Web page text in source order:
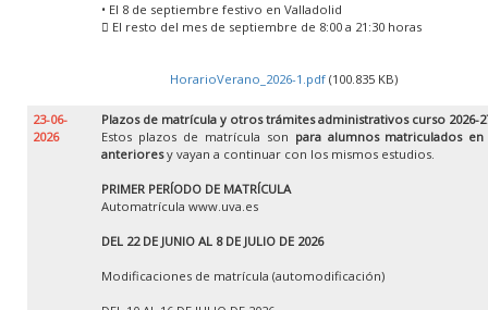
• El 8 de septiembre festivo en Valladolid
 El resto del mes de septiembre de 8:00 a 21:30 horas
HorarioVerano_2026-1.pdf (100.835 KB)
23-06-
2026
Plazos de matrícula y otros trámites administrativos curso 2026-
Estos plazos de matrícula son para alumnos matriculados
anterioresy vayan a continuar con los mismos estudios.
PRIMER PERÍODO DE MATRÍCULA
Automatrícula www.uva.es
DEL 22 DE JUNIO AL 8 DE JULIO DE 2026
Modificaciones de matrícula (automodificación)